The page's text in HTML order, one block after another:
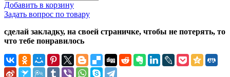
Добавить в корзину
Задать вопрос по товару
сделай закладку, на своей страничке, чтобы не потерять, то
что тебе понравилось